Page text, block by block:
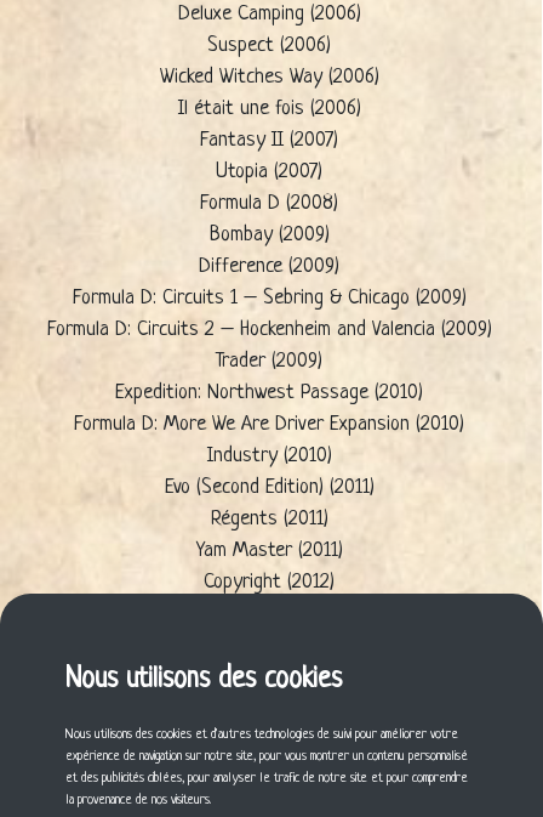
Nous utilisons des cookies
Nous utilisons des cookies et d'autres technologies de suivi pour améliorer votre
expérience de navigation sur notre site, pour vous montrer un contenu personnalisé
et des publicités ciblées, pour analyser le trafic de notre site et pour comprendre
la provenance de nos visiteurs.
Deluxe Camping (2006)
Suspect (2006)
Wicked Witches Way (2006)
Il était une fois (2006)
Fantasy II (2007)
Utopia (2007)
Formula D (2008)
Bombay (2009)
Difference (2009)
Formula D: Circuits 1 – Sebring & Chicago (2009)
Formula D: Circuits 2 – Hockenheim and Valencia (2009)
Trader (2009)
Expedition: Northwest Passage (2010)
Formula D: More We Are Driver Expansion (2010)
Industry (2010)
Evo (Second Edition) (2011)
Régents (2011)
Yam Master (2011)
Copyright (2012)
FIEF France: Gameboard (2019)
Cette fiche vous a plu ? Partagez-la !